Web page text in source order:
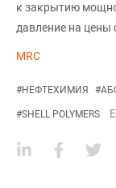
к закрытию
давление на
MRC
#НЕФТЕХИМИЯ #
#SHELL POLYMERS